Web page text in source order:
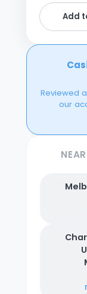
Add
Reviewed
our